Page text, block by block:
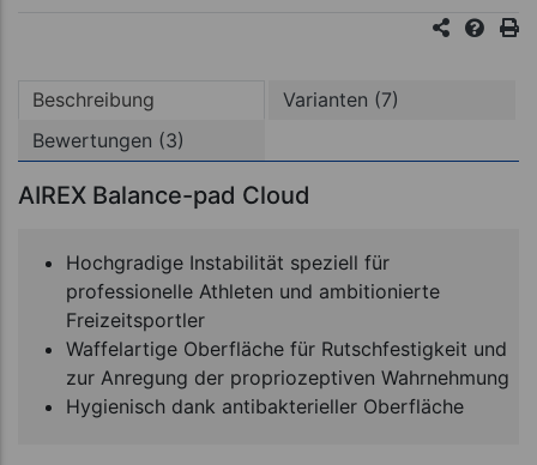
Beschreibung
Varianten (7)
Bewertungen (3)
AIREX Balance-pad Cloud
Hochgradige Instabilität speziell für
professionelle Athleten und ambitionierte
Freizeitsportler
Waffelartige Oberfläche für Rutschfestigkeit und
zur Anregung der propriozeptiven Wahrnehmung
Hygienisch dank antibakterieller Oberfläche